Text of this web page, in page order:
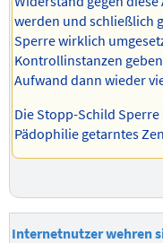
werden und schließlich
Sperre wirklich
Kontrollinstanzen
Aufwand dann wieder
Die Stopp-Schild
Pädophilie getarntes
Internetnutzer wehren